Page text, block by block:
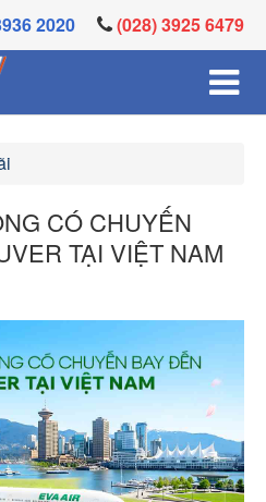
2020 (028) 3925 6479
CÓ CHUYẾN
TẠI VIỆT NAM